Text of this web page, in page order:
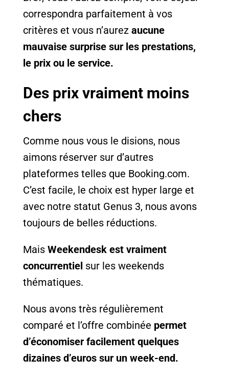
correspondra parfaitement à vos
critères et vous n’aurez aucune
mauvaise surprise sur les prestations,
le prix ou le service.
Des prix vraiment moins
chers
Comme nous vous le disions, nous
aimons réserver sur d’autres
plateformes telles que Booking.com.
C’est facile, le choix est hyper large et
avec notre statut Genus 3, nous avons
toujours de belles réductions.
Mais Weekendesk est vraiment
concurrentiel sur les weekends
thématiques.
Nous avons très régulièrement
comparé et l’offre combinée permet
d’économiser facilement quelques
dizaines d’euros sur un week-end.